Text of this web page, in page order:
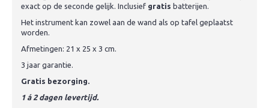
exact op de seconde gelijk. Inclusief gratis batterijen.
Het instrument kan zowel aan de wand als op tafel geplaatst
worden.
Afmetingen: 21 x 25 x 3 cm.
3 jaar garantie.
Gratis bezorging.
1 á 2 dagen levertijd.